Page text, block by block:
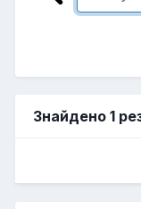
Знайдено 1